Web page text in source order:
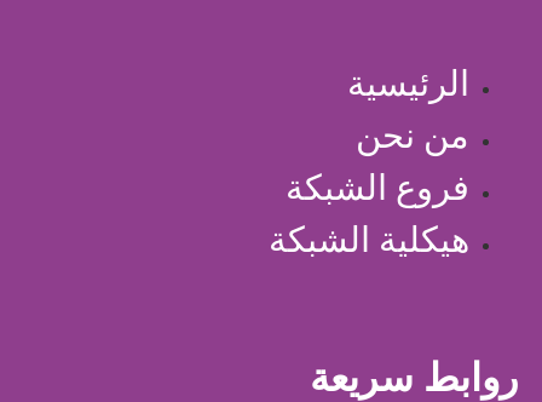
الرئيسية
من نحن
فروع الشبكة
هيكلية الشبكة
روابط سريعة